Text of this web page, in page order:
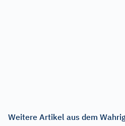
Weitere Artikel aus dem